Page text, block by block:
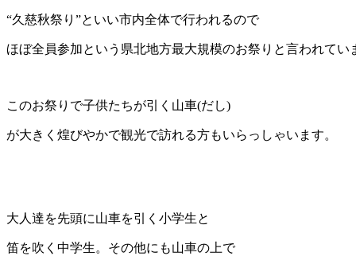
“久慈秋祭り”といい市内全体で行われるので
ほぼ全員参加という県北地方最大規模のお祭りと言われてい
このお祭りで子供たちが引く山車(だし)
が大きく煌びやかで観光で訪れる方もいらっしゃいます。
大人達を先頭に山車を引く小学生と
笛を吹く中学生。その他にも山車の上で